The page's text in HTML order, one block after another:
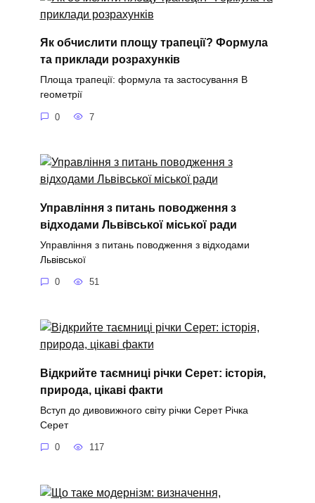
Як обчислити площу трапеції? Формула
та приклади розрахунків
Площа трапеції: формула та застосування В
геометрії
0 7
Управління з питань поводження з
відходами Львівської міської ради
Управління з питань поводження з відходами
Львівської
0 51
Відкрийте таємниці річки Серет: історія,
природа, цікаві факти
Вступ до дивовижного світу річки Серет Річка
Серет
0 117